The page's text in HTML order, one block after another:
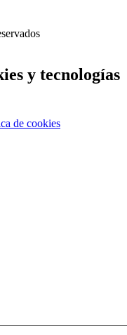
y tecnologías
de cookies